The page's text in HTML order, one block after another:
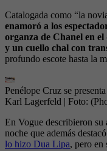
Catalogada como “la
enamoró a los
organza de Chanel en
y un cuello chal con
profundo escote hasta la
Penélope Cruz se
Karl Lagerfeld | Foto:
En Vogue describieron su
noche que además
lo hizo Dua Lipa, pero en